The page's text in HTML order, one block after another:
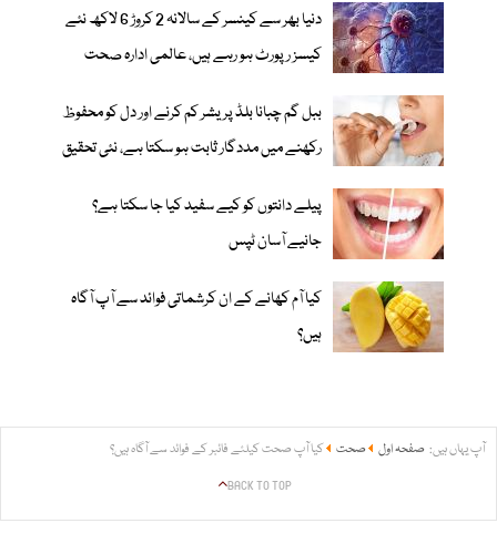
دنیا بھر سے کینسر کے سالانہ 2 کروڑ 6 لاکھ نئے
کیسز رپورٹ ہو رہے ہیں، عالمی ادارہ صحت
ببل گم چبانا بلڈ پریشر کم کرنے اور دل کو محفوظ
رکھنے میں مددگار ثابت ہو سکتا ہے، نئی تحقیق
پیلے دانتوں کو کیے سفید کیا جا سکتا ہے؟
جانیے آسان ٹپس
کیا آم کھانے کے ان کرشماتی فوائد سے آپ آگاہ
ہیں؟
آپ یہاں ہیں: صفحہ اول صحت کیا آپ صحت کیلئے فائبر کے فوائد سے آگاہ ہیں؟
BACK TO TOP